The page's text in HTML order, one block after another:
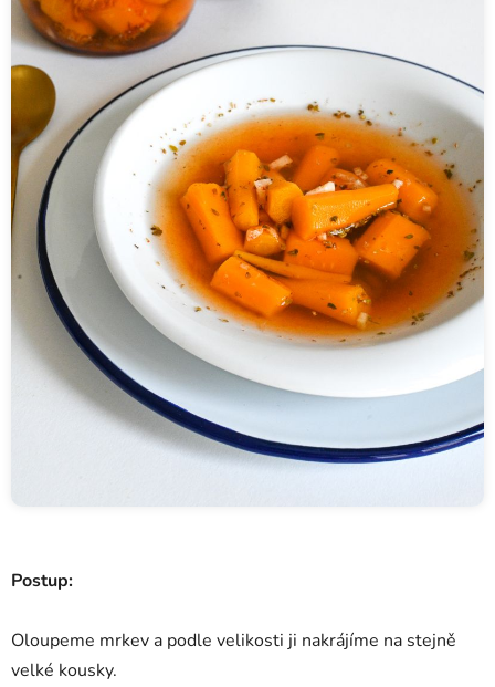
Postup:
Oloupeme mrkev a podle velikosti ji nakrájíme na stejně
velké kousky.